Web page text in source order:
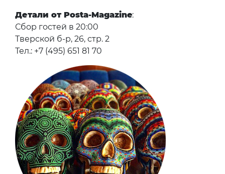
Детали от Posta-Magazine:
Сбор гостей в 20:00
Тверской б-р, 26, стр. 2
Тел.: +7 (495) 651 81 70